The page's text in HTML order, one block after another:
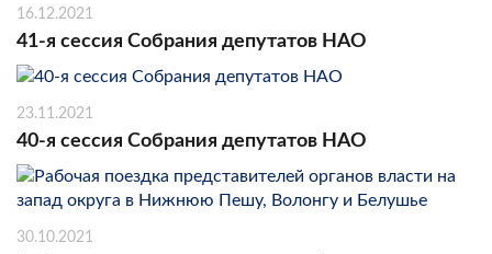
16.12.2021
41-я сессия Собрания депутатов НАО
23.11.2021
40-я сессия Собрания депутатов НАО
30.10.2021